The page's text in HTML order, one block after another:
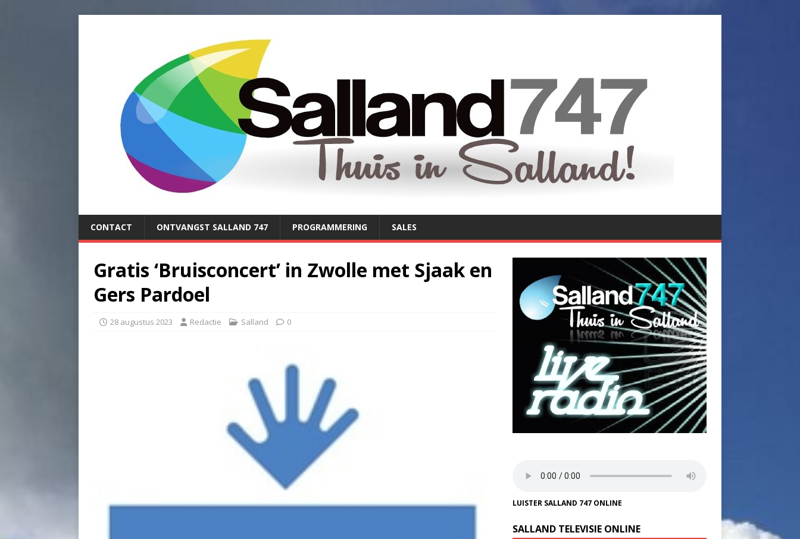
CONTACT ONTVANGST SALLAND 747 PROGRAMMERING SALES
Gratis ‘Bruisconcert’ in Zwolle met Sjaak en
Gers Pardoel
28 augustus 2023 Redactie Salland 0
LUISTER SALLAND 747 ONLINE
SALLAND TELEVISIE ONLINE